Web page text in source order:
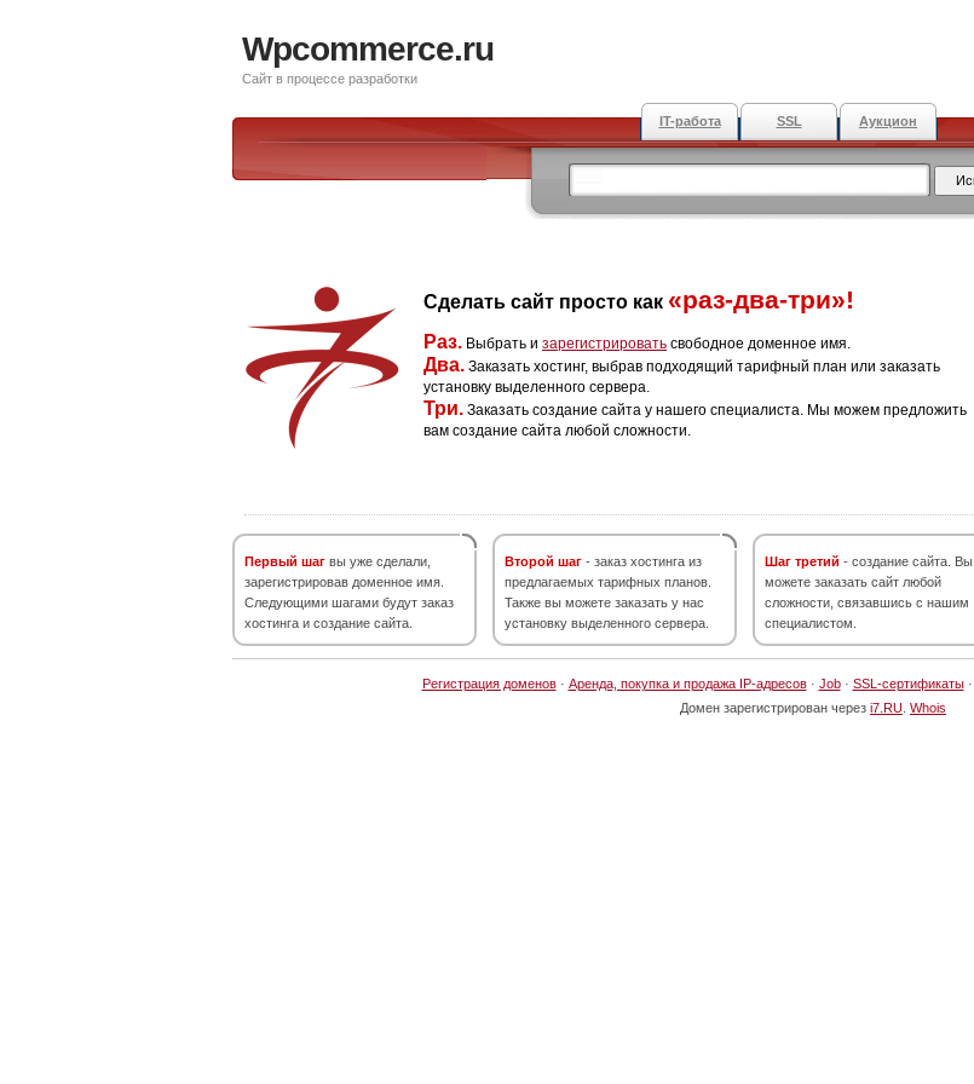
Wpcommerce.ru
Сайт в процессе разработки
IT-работа SSL Аукцион
Сделать сайт просто как «раз-два-три»!
Раз. Выбрать и зарегистрировать свободное доменное имя.
Два. Заказать хостинг, выбрав подходящий тарифный план или заказать
установку выделенного сервера.
Три. Заказать создание сайта у нашего специалиста. Мы можем предложить
вам создание сайта любой сложности.
Первый шаг вы уже сделали,
зарегистрировав доменное имя.
Следующими шагами будут заказ
хостинга и создание сайта.
Второй шаг - заказ хостинга из
предлагаемых тарифных планов.
Также вы можете заказать у нас
установку выделенного сервера.
Шаг третий - создание сайта. Вы
можете заказать сайт любой
сложности, связавшись с нашим
специалистом.
Регистрация доменов· Аренда, покупка и продажа IP-адресов· Job· SSL-сертификаты·
Домен зарегистрирован через i7.RU Whois